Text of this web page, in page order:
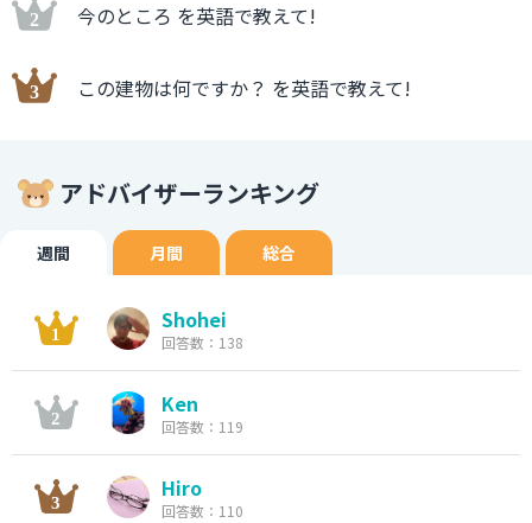
今のところ を英語で教えて!
この建物は何ですか？ を英語で教えて!
アドバイザーランキング
週間 月間 総合
Shohei
回答数：138
Ken
回答数：119
Hiro
回答数：110